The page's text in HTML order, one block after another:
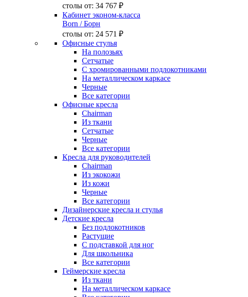
столы от: 34 767 ₽
Кабинет эконом-класса
Born / Борн
столы от: 24 571 ₽
Офисные стулья
На полозьях
Сетчатые
С хромированными подлокотниками
На металлическом каркасе
Черные
Все категории
Офисные кресла
Chairman
Из ткани
Сетчатые
Черные
Все категории
Кресла для руководителей
Chairman
Из экокожи
Из кожи
Черные
Все категории
Дизайнерские кресла и стулья
Детские кресла
Без подлокотников
Растущие
С подставкой для ног
Для школьника
Все категории
Геймерские кресла
Из ткани
На металлическом каркасе